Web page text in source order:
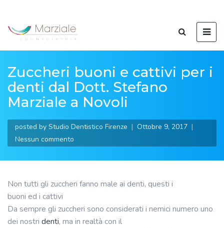
Zuccheri buoni e cattivi per i
denti dal Dott. Stefano
Marziale a Novoli
posted by Studio Dentistico Firenze
Ottobre 9, 2017
Nessun commento
Non tutti gli zuccheri fanno male ai denti, questi i
buoni ed i cattivi
Da sempre gli zuccheri sono considerati i nemici numero uno
dei nostri denti, ma in realtà con il